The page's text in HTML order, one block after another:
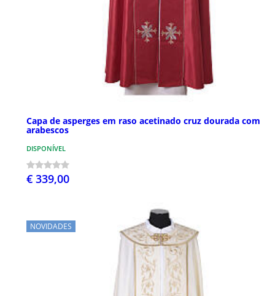
Capa de asperges em raso acetinado cruz dourada com
arabescos
DISPONÍVEL
€ 339,00
NOVIDADES